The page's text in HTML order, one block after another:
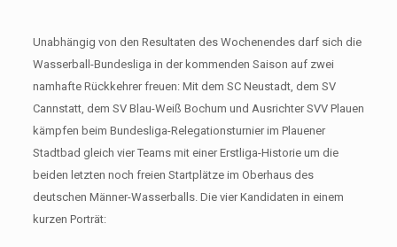
Unabhängig von den Resultaten des Wochenendes darf sich die
Wasserball-Bundesliga in der kommenden Saison auf zwei
namhafte Rückkehrer freuen: Mit dem SC Neustadt, dem SV
Cannstatt, dem SV Blau-Weiß Bochum und Ausrichter SVV Plauen
kämpfen beim Bundesliga-Relegationsturnier im Plauener
Stadtbad gleich vier Teams mit einer Erstliga-Historie um die
beiden letzten noch freien Startplätze im Oberhaus des
deutschen Männer-Wasserballs. Die vier Kandidaten in einem
kurzen Porträt: